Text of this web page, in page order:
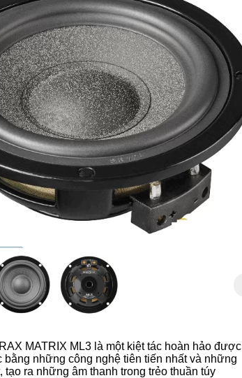
MATRIX ML3 là một kiệt tác hoàn hảo được
những công nghệ tiên tiến nhất và những
tạo ra những âm thanh trong trẻo thuần túy